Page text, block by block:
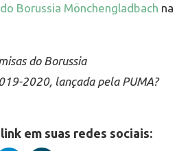
Borussia Mönchengladbach na
do Borussia
2020, lançada pela PUMA?
em suas redes sociais: